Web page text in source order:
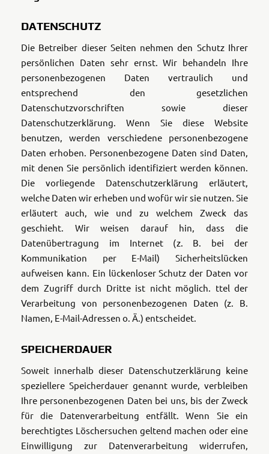
DATENSCHUTZ
Die Betreiber dieser Seiten nehmen den Schutz Ihrer
persönlichen Daten sehr ernst. Wir behandeln Ihre
personenbezogenen Daten vertraulich und
entsprechend den gesetzlichen
Datenschutzvorschriften sowie dieser
Datenschutzerklärung. Wenn Sie diese Website
benutzen, werden verschiedene personenbezogene
Daten erhoben. Personenbezogene Daten sind Daten,
mit denen Sie persönlich identifiziert werden können.
Die vorliegende Datenschutzerklärung erläutert,
welche Daten wir erheben und wofür wir sie nutzen. Sie
erläutert auch, wie und zu welchem Zweck das
geschieht. Wir weisen darauf hin, dass die
Datenübertragung im Internet (z. B. bei der
Kommunikation per E-Mail) Sicherheitslücken
aufweisen kann. Ein lückenloser Schutz der Daten vor
dem Zugriff durch Dritte ist nicht möglich. ttel der
Verarbeitung von personenbezogenen Daten (z. B.
Namen, E-Mail-Adressen o. Ä.) entscheidet.
SPEICHERDAUER
Soweit innerhalb dieser Datenschutzerklärung keine
speziellere Speicherdauer genannt wurde, verbleiben
Ihre personenbezogenen Daten bei uns, bis der Zweck
für die Datenverarbeitung entfällt. Wenn Sie ein
berechtigtes Löschersuchen geltend machen oder eine
Einwilligung zur Datenverarbeitung widerrufen,